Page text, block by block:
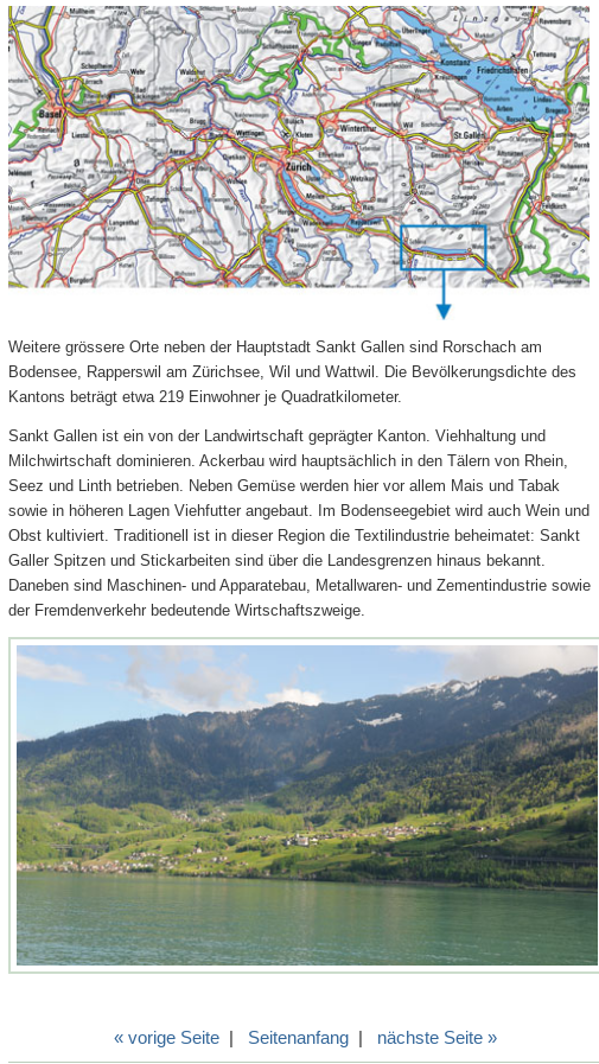
Weitere grössere Orte neben der Hauptstadt Sankt Gallen sind Rorschach am
Bodensee, Rapperswil am Zürichsee, Wil und Wattwil. Die Bevölkerungsdichte des
Kantons beträgt etwa 219 Einwohner je Quadratkilometer.
Sankt Gallen ist ein von der Landwirtschaft geprägter Kanton. Viehhaltung und
Milchwirtschaft dominieren. Ackerbau wird hauptsächlich in den Tälern von Rhein,
Seez und Linth betrieben. Neben Gemüse werden hier vor allem Mais und Tabak
sowie in höheren Lagen Viehfutter angebaut. Im Bodenseegebiet wird auch Wein und
Obst kultiviert. Traditionell ist in dieser Region die Textilindustrie beheimatet: Sankt
Galler Spitzen und Stickarbeiten sind über die Landesgrenzen hinaus bekannt.
Daneben sind Maschinen- und Apparatebau, Metallwaren- und Zementindustrie sowie
der Fremdenverkehr bedeutende Wirtschaftszweige.
« vorige Seite| Seitenanfang| nächste Seite »